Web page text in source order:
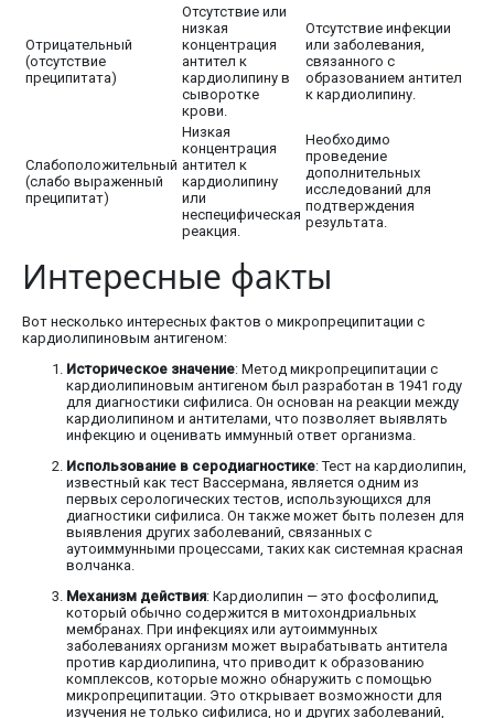
Отрицательный
(отсутствие
преципитата)
Отсутствие или
низкая
концентрация
антител к
кардиолипину в
сыворотке
крови.
Отсутствие инфекции
или заболевания,
связанного с
образованием антител
к кардиолипину.
Слабоположительный
(слабо выраженный
преципитат)
Низкая
концентрация
антител к
кардиолипину
или
неспецифическая
реакция.
Необходимо
проведение
дополнительных
исследований для
подтверждения
результата.
Интересные факты
Вот несколько интересных фактов о микропреципитации с
кардиолипиновым антигеном:
Историческое значение: Метод микропреципитации с
кардиолипиновым антигеном был разработан в 1941 году
для диагностики сифилиса. Он основан на реакции между
кардиолипином и антителами, что позволяет выявлять
инфекцию и оценивать иммунный ответ организма.
Использование в серодиагностике: Тест на кардиолипин,
известный как тест Вассермана, является одним из
первых серологических тестов, использующихся для
диагностики сифилиса. Он также может быть полезен для
выявления других заболеваний, связанных с
аутоиммунными процессами, таких как системная красная
волчанка.
Механизм действия: Кардиолипин — это фосфолипид,
который обычно содержится в митохондриальных
мембранах. При инфекциях или аутоиммунных
заболеваниях организм может вырабатывать антитела
против кардиолипина, что приводит к образованию
комплексов, которые можно обнаружить с помощью
микропреципитации. Это открывает возможности для
изучения не только сифилиса, но и других заболеваний,